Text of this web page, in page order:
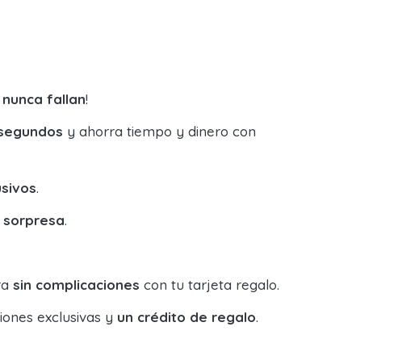
fallan!
y ahorra tiempo y dinero con
.
.
sin complicaciones con tu tarjeta regalo.
exclusivas y un crédito de regalo.